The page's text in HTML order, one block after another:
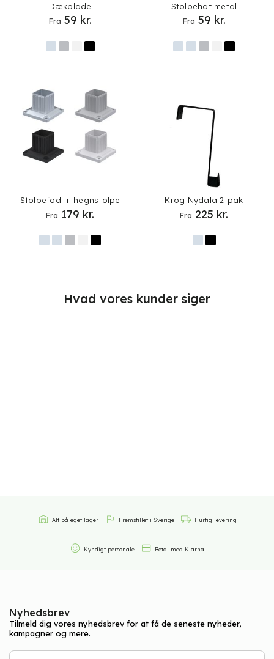
Dækplade
Fra 59 kr.
Stolpehat metal
Fra 59 kr.
Stolpefod til hegnstolpe
Fra 179 kr.
Krog Nydala 2-pak
Fra 225 kr.
Hvad vores kunder siger
Alt på eget lager Fremstillet i Sverige Hurtig levering
Kyndigt personale Betal med Klarna
Nyhedsbrev
Tilmeld dig vores nyhedsbrev for at få de seneste nyheder,
kampagner og mere.